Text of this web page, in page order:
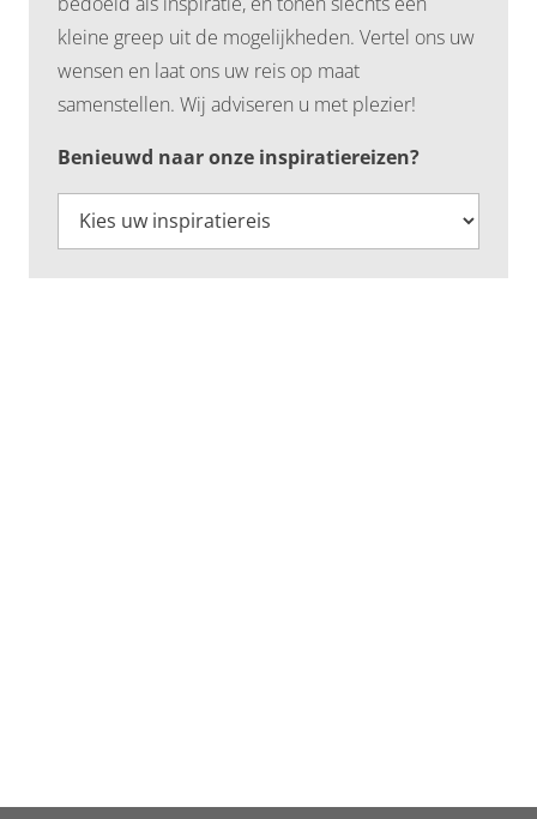
kleine greep uit de mogelijkheden. Vertel ons uw
wensen en laat ons uw reis op maat
samenstellen. Wij adviseren u met plezier!
Benieuwd naar onze inspiratiereizen?